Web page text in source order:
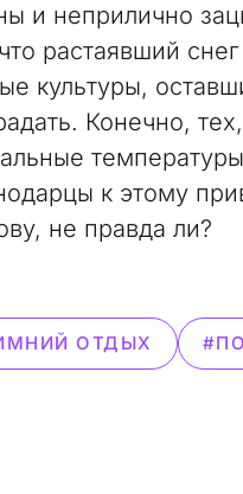
и неприлично
растаявший
культуры,
Конечно,
к этому
не правда ли?
ОТДЫХ